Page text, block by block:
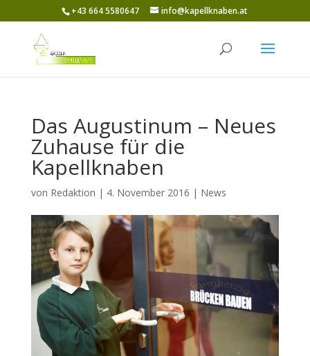
+43 664 5580647 info@kapellknaben.at
Das Augustinum – Neues
Zuhause für die
Kapellknaben
von Redaktion | 4. November 2016 | News